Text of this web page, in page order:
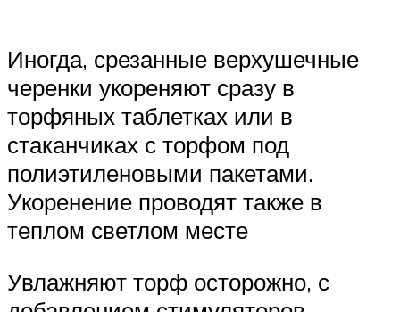
Иногда, срезанные верхушечные
черенки укореняют сразу в
торфяных таблетках или в
стаканчиках с торфом под
полиэтиленовыми пакетами.
Укоренение проводят также в
теплом светлом месте
Увлажняют торф осторожно, с